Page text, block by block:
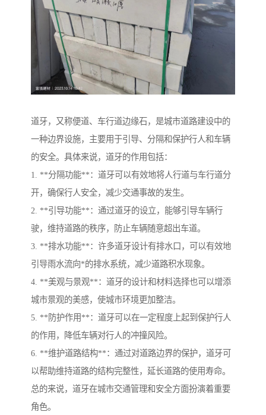
道牙，又称便道、车行道边缘石，是城市道路建设中的
一种边界设施，主要用于引导、分隔和保护行人和车辆
的安全。具体来说，道牙的作用包括：
1. **分隔功能**：道牙可以有效地将人行道与车行道分
开，确保行人安全，减少交通事故的发生。
2. **引导功能**：通过道牙的设立，能够引导车辆行
驶，维持道路的秩序，防止车辆随意超出车道。
3. **排水功能**：许多道牙设计有排水口，可以有效地
引导雨水流向*的排水系统，减少道路积水现象。
4. **美观与景观**：道牙的设计和材料选择也可以增添
城市景观的美感，使城市环境更加整洁。
5. **防护作用**：道牙可以在一定程度上起到保护行人
的作用，降低车辆对行人的冲撞风险。
6. **维护道路结构**：通过对道路边界的保护，道牙可
以帮助维持道路的结构完整性，延长道路的使用寿命。
总的来说，道牙在城市交通管理和安全方面扮演着重要
角色。